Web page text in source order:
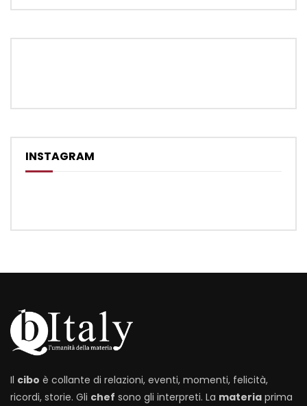
INSTAGRAM
Il cibo è collante di relazioni, eventi, momenti, felicità,
ricordi, storie. Gli chef sono gli interpreti. La materia prima